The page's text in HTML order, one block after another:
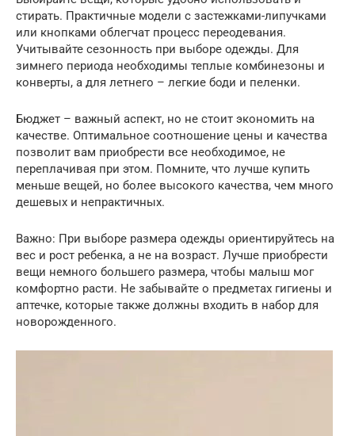
стирать. Практичные модели с застежками-липучками
или кнопками облегчат процесс переодевания.
Учитывайте сезонность при выборе одежды. Для
зимнего периода необходимы теплые комбинезоны и
конверты, а для летнего – легкие боди и пеленки.
Бюджет – важный аспект, но не стоит экономить на
качестве. Оптимальное соотношение цены и качества
позволит вам приобрести все необходимое, не
переплачивая при этом. Помните, что лучше купить
меньше вещей, но более высокого качества, чем много
дешевых и непрактичных.
Важно: При выборе размера одежды ориентируйтесь на
вес и рост ребенка, а не на возраст. Лучше приобрести
вещи немного большего размера, чтобы малыш мог
комфортно расти. Не забывайте о предметах гигиены и
аптечке, которые также должны входить в набор для
новорожденного.